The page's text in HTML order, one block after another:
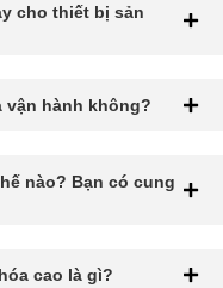
cho thiết bị sản
vận hành không?
nào? Bạn có cung
cao là gì?